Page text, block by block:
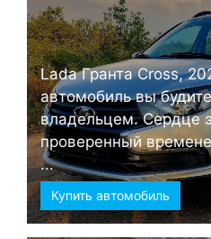
Lada Гранта Cross,
автомобиль вы
владельцем. Сердце
проверенный
...
Купить автомобиль